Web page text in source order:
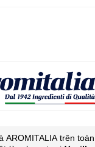
AROMITALIA trên toàn